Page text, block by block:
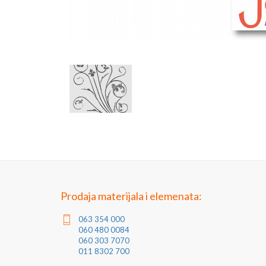
Prodaja materijala i elemenata:
063 354 000
060 480 0084
060 303 7070
011 8302 700